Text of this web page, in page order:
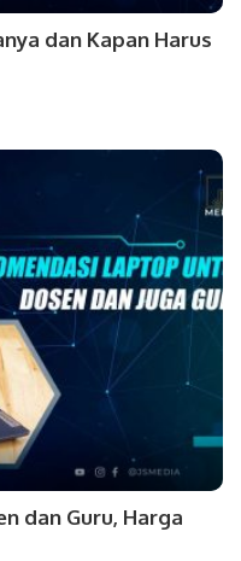
dan Kapan Harus
dan Guru, Harga